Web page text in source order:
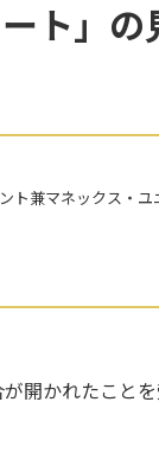
ト」
ト兼マネックス・ユ
開かれたこと